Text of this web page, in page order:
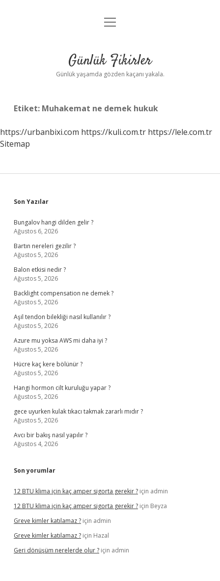
Anasayfa
Yasal Uyarı
menüyü
Günlük Fikirler
Günlük yaşamda gözden kaçanı yakala.
Etiket: Muhakemat ne demek hukuk
https://urbanbixi.com https://kuli.com.tr https://lele.com.tr
Sitemap
Sidebar
Son Yazılar
Bungalov hangi dilden gelir ?
Ağustos 6, 2026
Bartın nereleri gezilir ?
Ağustos 5, 2026
Balon etkisi nedir ?
Ağustos 5, 2026
Backlight compensation ne demek ?
Ağustos 5, 2026
Aşil tendon bilekliği nasıl kullanılır ?
Ağustos 5, 2026
Azure mu yoksa AWS mi daha iyi ?
Ağustos 5, 2026
Hücre kaç kere bölünür ?
Ağustos 5, 2026
Hangi hormon cilt kuruluğu yapar ?
Ağustos 5, 2026
gece uyurken kulak tıkacı takmak zararlı mıdır ?
Ağustos 5, 2026
Avcı bir bakış nasıl yapılır ?
Ağustos 4, 2026
Son yorumlar
12 BTU klima için kaç amper sigorta gerekir ? için admin
12 BTU klima için kaç amper sigorta gerekir ? için Beyza
Greve kimler katılamaz ? için admin
Greve kimler katılamaz ? için Hazal
Geri dönüşüm nerelerde olur ? için admin